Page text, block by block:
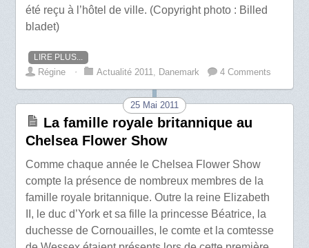
été reçu à l’hôtel de ville. (Copyright photo : Billed
bladet)
LIRE PLUS...
Régine ⋅ Actualité 2011 Danemark 4 Comments
25 Mai 2011
La famille royale britannique au
Chelsea Flower Show
Comme chaque année le Chelsea Flower Show
compte la présence de nombreux membres de la
famille royale britannique. Outre la reine Elizabeth
II, le duc d’York et sa fille la princesse Béatrice, la
duchesse de Cornouailles, le comte et la comtesse